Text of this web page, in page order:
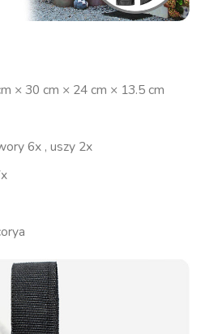
× 30 cm × 24 cm × 13.5 cm
6x , uszy 2x